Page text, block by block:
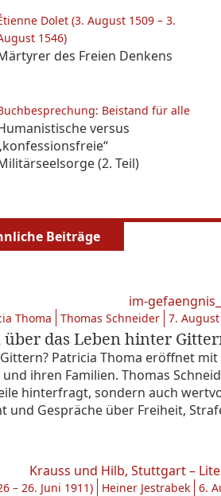
Dolet (3. August 1509 – 3.
1546)
des Freien Denkens
Beistand für alle
versus
(2. Teil)
Beiträge
Thoma Thomas Schneider 7.
das Leben hinter
Patricia Thoma eröffnet
ihren Familien. Thomas
hinterfragt, sondern auch
und Gespräche über Freiheit,
– 26. Juni 1911) Heiner Jestrabek 6.